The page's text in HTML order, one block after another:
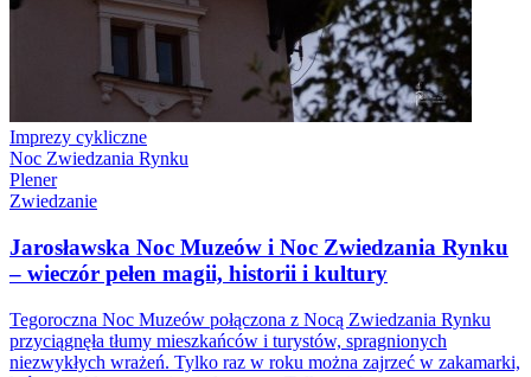
Imprezy cykliczne
Noc Zwiedzania Rynku
Plener
Zwiedzanie
Jarosławska Noc Muzeów i Noc Zwiedzania Rynku
– wieczór pełen magii, historii i kultury
Tegoroczna Noc Muzeów połączona z Nocą Zwiedzania Rynku
przyciągnęła tłumy mieszkańców i turystów, spragnionych
niezwykłych wrażeń. Tylko raz w roku można zajrzeć w zakamarki,